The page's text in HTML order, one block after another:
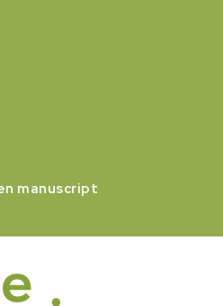
manuscript